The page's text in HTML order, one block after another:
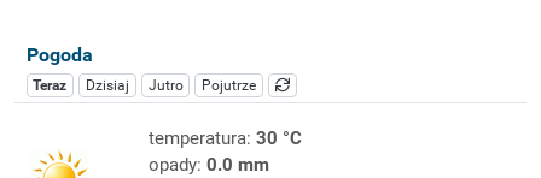
Pogoda
Teraz Dzisiaj Jutro Pojutrze
temperatura: 30 °C
opady: 0.0 mm